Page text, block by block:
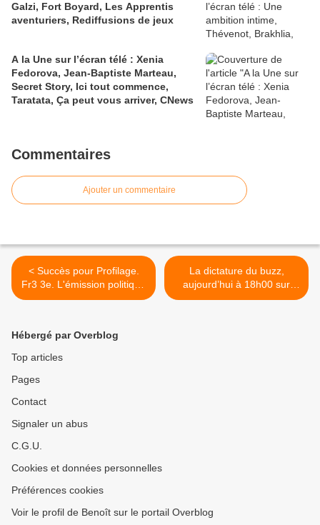
Galzi, Fort Boyard, Les Apprentis
aventuriers, Rediffusions de jeux
A la Une sur l’écran télé : Xenia
Fedorova, Jean-Baptiste Marteau,
Secret Story, Ici tout commence,
Taratata, Ça peut vous arriver, CNews
Commentaires
Ajouter un commentaire
< Succès pour Profilage.
Fr3 3e. L'émission politique
déçoit. Flop pour le film de
La dictature du buzz,
aujourd’hui à 18h00 sur
France 4 dans Escape
Hébergé par Overblog
Top articles
Pages
Contact
Signaler un abus
C.G.U.
Cookies et données personnelles
Préférences cookies
Voir le profil de Benoît sur le portail Overblog